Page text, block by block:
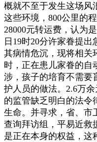
概就不至于发生这场风
这些环境，800公里的
28000元转运费，认为
日19时20分许家眷提出
其病情危沉，现将相关
时，正在患儿家眷的自
涉，孩子的培育不需要
护人员的做法。2.6万
的监管缺乏明白的法令
生命。并寻求，省、市
查询拜访组，平易近救
是正在本身的权益，这